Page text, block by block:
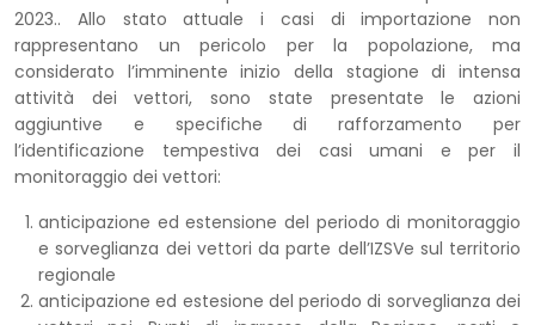
2023.. Allo stato attuale i casi di importazione non
rappresentano un pericolo per la popolazione, ma
considerato l’imminente inizio della stagione di intensa
attività dei vettori, sono state presentate le azioni
aggiuntive e specifiche di rafforzamento per
l’identificazione tempestiva dei casi umani e per il
monitoraggio dei vettori:
anticipazione ed estensione del periodo di monitoraggio
e sorveglianza dei vettori da parte dell’IZSVe sul territorio
regionale
anticipazione ed estesione del periodo di sorveglianza dei